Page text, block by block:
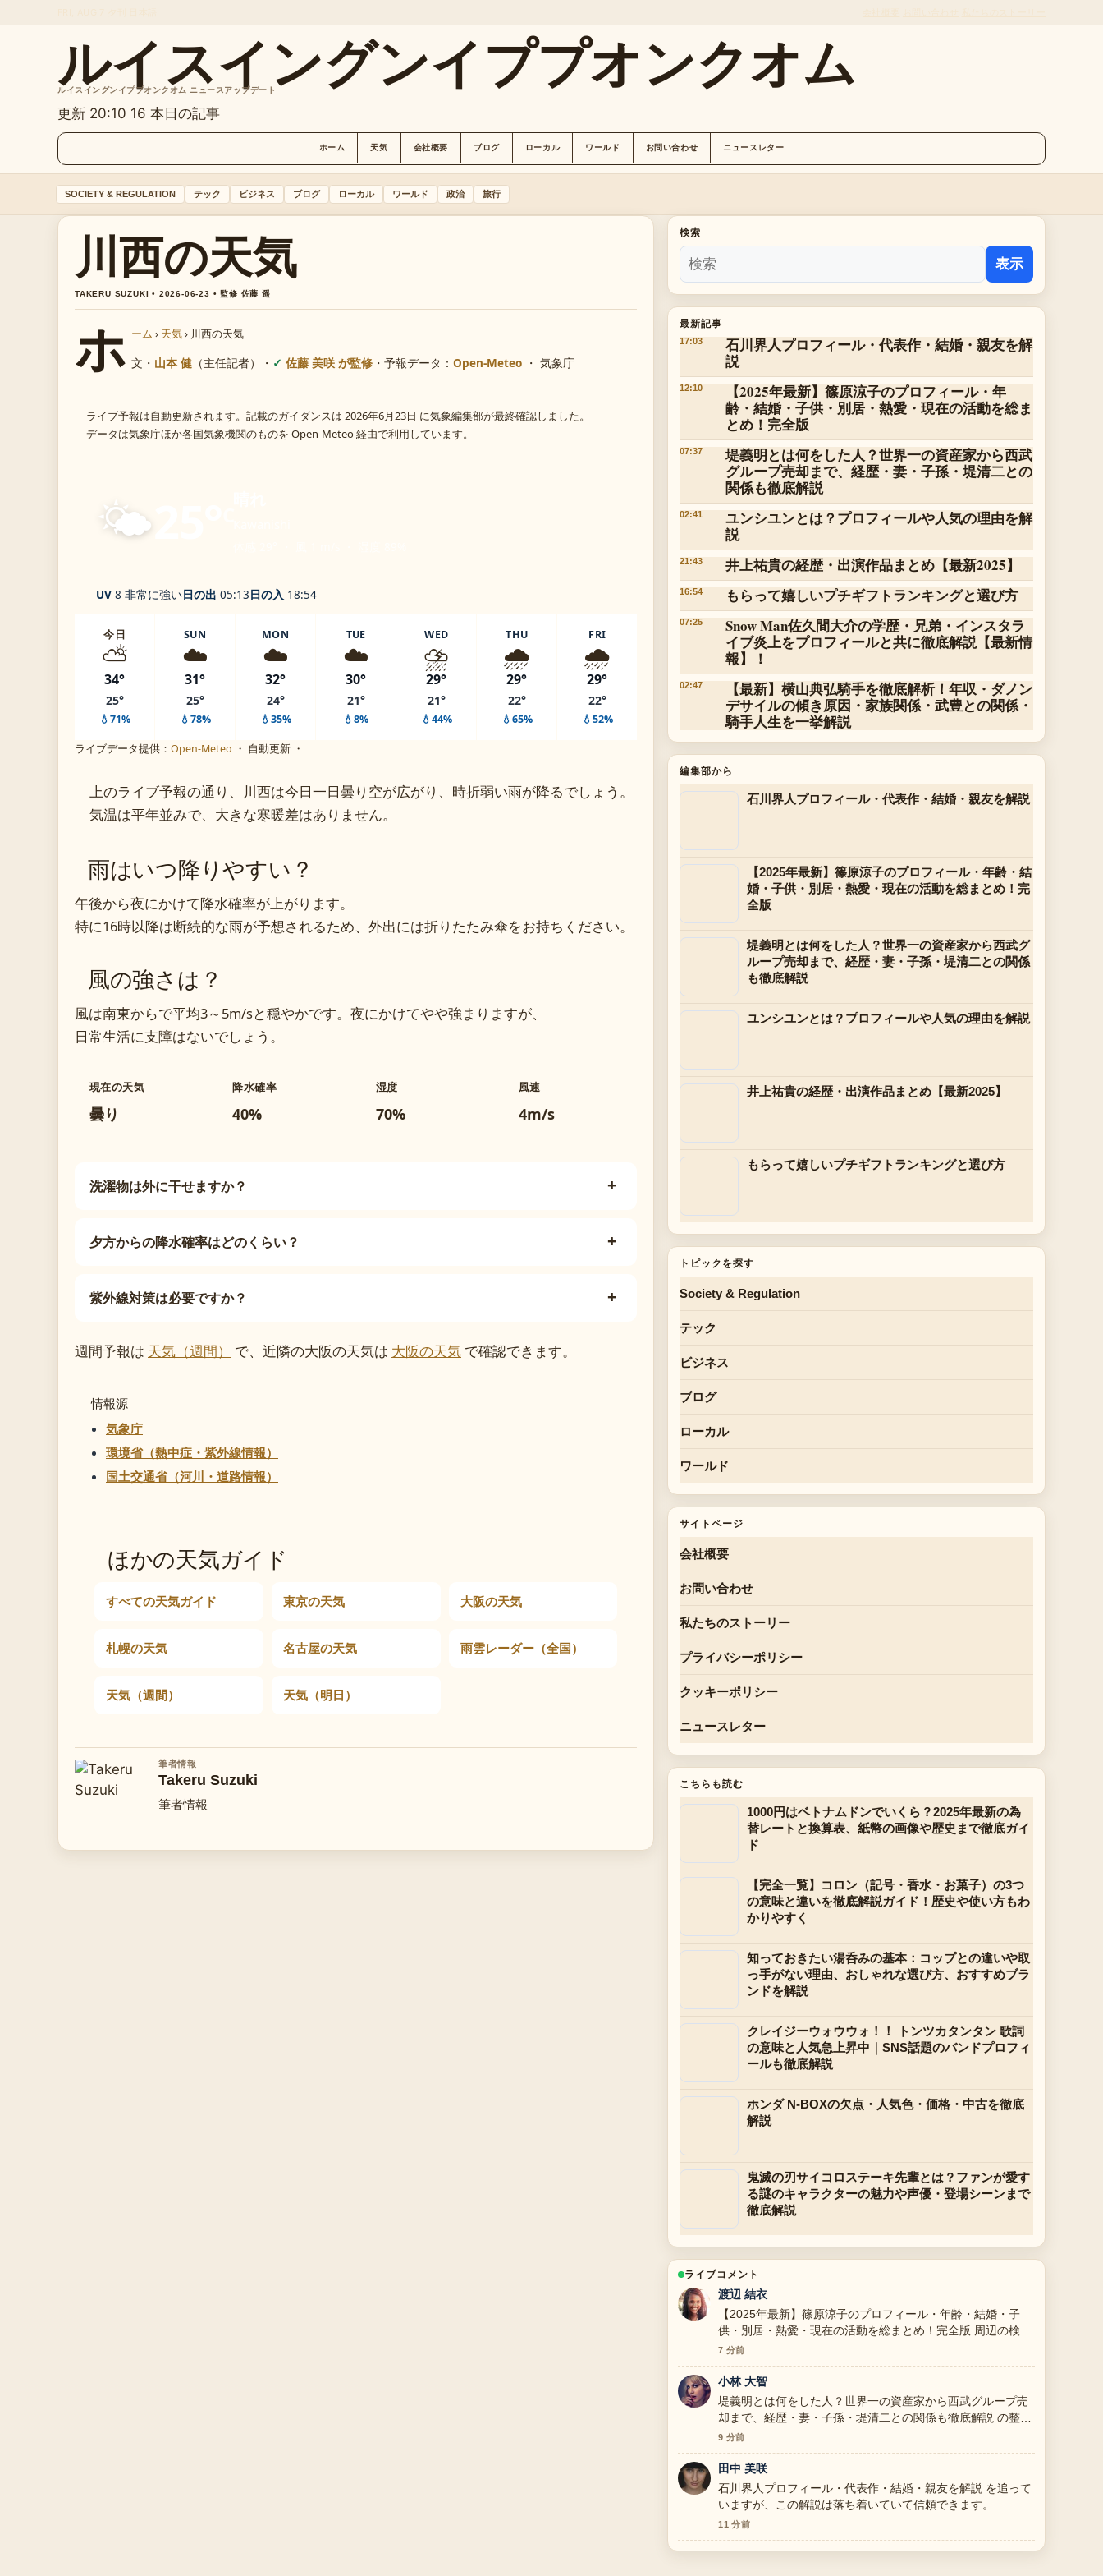
ルイスイングンイププオンクオム
ルイスイングンイププオンクオム ニュースアップデート
更新 20:10 16 本日の記事
ホーム 天気 会社概要 ブログ ローカル ワールド お問い合わせ ニュースレター
SOCIETY & REGULATION テック ビジネス ブログ ローカル ワールド 政治 旅行
川西の天気
TAKERU SUZUKI • 2026-06-23 • 監修 佐藤 遥
ホ ーム › 天気› 川西の天気
文・ 山本 健 （主任記者） ・ 佐藤 美咲 が監修 ・ 予報データ： Open-Meteo ・ 気象庁
ライブ予報は自動更新されます。記載のガイダンスは 2026年6月23日 に気象編集部が最終確認しました。
データは気象庁ほか各国気象機関のものを Open-Meteo 経由で利用しています。
🌤️
UV 8 非常に強い日の出 05:13日の入 18:54
今日
⛅
34°
25°
💧71%
SUN
☁️
31°
25°
💧78%
MON
☁️
32°
24°
💧35%
TUE
☁️
30°
21°
💧8%
WED
⛈️
29°
21°
💧44%
THU
🌧️
29°
22°
💧65%
FRI
🌧️
29°
22°
💧52%
ライブデータ提供： Open-Meteo ・ 自動更新 ・
上のライブ予報の通り、川西は今日一日曇り空が広がり、時折弱い雨が降るでしょう。
気温は平年並みで、大きな寒暖差はありません。
雨はいつ降りやすい？
午後から夜にかけて降水確率が上がります。
特に16時以降は断続的な雨が予想されるため、外出には折りたたみ傘をお持ちください。
風の強さは？
風は南東からで平均3～5m/sと穏やかです。夜にかけてやや強まりますが、
日常生活に支障はないでしょう。
現在の天気
曇り
降水確率
40%
湿度
70%
風速
4m/s
洗濯物は外に干せますか？
夕方からの降水確率はどのくらい？
紫外線対策は必要ですか？
週間予報は 天気（週間） で、近隣の大阪の天気は 大阪の天気 で確認できます。
情報源
気象庁
環境省（熱中症・紫外線情報）
国土交通省（河川・道路情報）
ほかの天気ガイド
すべての天気ガイド 東京の天気 大阪の天気
札幌の天気 名古屋の天気 雨雲レーダー（全国）
天気（週間） 天気（明日）
筆者情報
Takeru Suzuki
筆者情報
検索
表示
最新記事
17:03
石川界人プロフィール・代表作・結婚・親友を解
説
12:10
【2025年最新】篠原涼子のプロフィール・年
齢・結婚・子供・別居・熱愛・現在の活動を総ま
とめ！完全版
07:37
堤義明とは何をした人？世界一の資産家から西武
グループ売却まで、経歴・妻・子孫・堤清二との
関係も徹底解説
02:41
ユンシユンとは？プロフィールや人気の理由を解
説
21:43 井上祐貴の経歴・出演作品まとめ【最新2025】
16:54 もらって嬉しいプチギフトランキングと選び方
07:25
Snow Man佐久間大介の学歴・兄弟・インスタラ
イブ炎上をプロフィールと共に徹底解説【最新情
報】！
02:47
【最新】横山典弘騎手を徹底解析！年収・ダノン
デサイルの傾き原因・家族関係・武豊との関係・
騎手人生を一挙解説
編集部から
石川界人プロフィール・代表作・結婚・親友を解説
【2025年最新】篠原涼子のプロフィール・年齢・結
婚・子供・別居・熱愛・現在の活動を総まとめ！完
全版
堤義明とは何をした人？世界一の資産家から西武グ
ループ売却まで、経歴・妻・子孫・堤清二との関係
も徹底解説
ユンシユンとは？プロフィールや人気の理由を解説
井上祐貴の経歴・出演作品まとめ【最新2025】
もらって嬉しいプチギフトランキングと選び方
トピックを探す
Society & Regulation
テック
ビジネス
ブログ
ローカル
ワールド
サイトページ
会社概要
お問い合わせ
私たちのストーリー
プライバシーポリシー
クッキーポリシー
ニュースレター
こちらも読む
1000円はベトナムドンでいくら？2025年最新の為
替レートと換算表、紙幣の画像や歴史まで徹底ガイ
ド
【完全一覧】コロン（記号・香水・お菓子）の3つ
の意味と違いを徹底解説ガイド！歴史や使い方もわ
かりやすく
知っておきたい湯呑みの基本：コップとの違いや取
っ手がない理由、おしゃれな選び方、おすすめブラ
ンドを解説
クレイジーウォウウォ！！ トンツカタンタン 歌詞
の意味と人気急上昇中｜SNS話題のバンドプロフィ
ールも徹底解説
ホンダ N-BOXの欠点・人気色・価格・中古を徹底
解説
鬼滅の刃サイコロステーキ先輩とは？ファンが愛す
る謎のキャラクターの魅力や声優・登場シーンまで
徹底解説
ライブコメント
渡辺 結衣
【2025年最新】篠原涼子のプロフィール・年齢・結婚・子
供・別居・熱愛・現在の活動を総まとめ！完全版 周辺の検証
がしっかりしていて安心感があります。
7 分前
小林 大智
堤義明とは何をした人？世界一の資産家から西武グループ売
却まで、経歴・妻・子孫・堤清二との関係も徹底解説 の整理
がとても分かりやすいです。今日の中でも特に読みやすいで
す。
9 分前
田中 美咲
石川界人プロフィール・代表作・結婚・親友を解説 を追って
いますが、この解説は落ち着いていて信頼できます。
11 分前